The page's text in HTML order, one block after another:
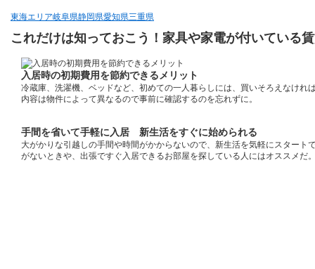
東海エリア岐阜県静岡県愛知県三重県
これだけは知っておこう！家具や家電が付いている
入居時の初期費用を節約できるメリット
冷蔵庫、洗濯機、ベッドなど、初めての一人暮らしには、買いそろえなけ
内容は物件によって異なるので事前に確認するのを忘れずに。
手間を省いて手軽に入居 新生活をすぐに始められる
大がかりな引越しの手間や時間がかからないので、新生活を気軽にスター
がないときや、出張ですぐ入居できるお部屋を探している人にはオススメだ